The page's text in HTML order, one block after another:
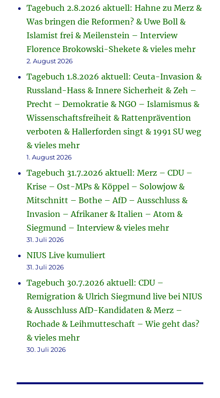
Tagebuch 2.8.2026 aktuell: Hahne zu Merz &
Was bringen die Reformen? & Uwe Boll &
Islamist frei & Meilenstein – Interview
Florence Brokowski-Shekete & vieles mehr
2. August 2026
Tagebuch 1.8.2026 aktuell: Ceuta-Invasion &
Russland-Hass & Innere Sicherheit & Zeh –
Precht – Demokratie & NGO – Islamismus &
Wissenschaftsfreiheit & Rattenprävention
verboten & Hallerforden singt & 1991 SU weg
& vieles mehr
1. August 2026
Tagebuch 31.7.2026 aktuell: Merz – CDU –
Krise – Ost-MPs & Köppel – Solowjow &
Mitschnitt – Bothe – AfD – Ausschluss &
Invasion – Afrikaner & Italien – Atom &
Siegmund – Interview & vieles mehr
31. Juli 2026
NIUS Live kumuliert
31. Juli 2026
Tagebuch 30.7.2026 aktuell: CDU –
Remigration & Ulrich Siegmund live bei NIUS
& Ausschluss AfD-Kandidaten & Merz –
Rochade & Leihmutteschaft – Wie geht das?
& vieles mehr
30. Juli 2026